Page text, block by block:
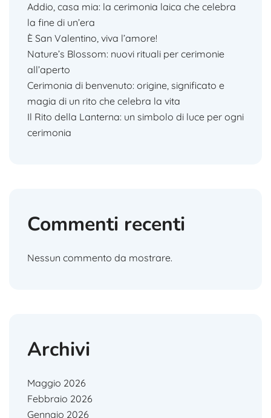
Addio, casa mia: la cerimonia laica che celebra
la fine di un’era
È San Valentino, viva l’amore!
Nature’s Blossom: nuovi rituali per cerimonie
all’aperto
Cerimonia di benvenuto: origine, significato e
magia di un rito che celebra la vita
Il Rito della Lanterna: un simbolo di luce per ogni
cerimonia
Commenti recenti
Nessun commento da mostrare.
Archivi
Maggio 2026
Febbraio 2026
Gennaio 2026